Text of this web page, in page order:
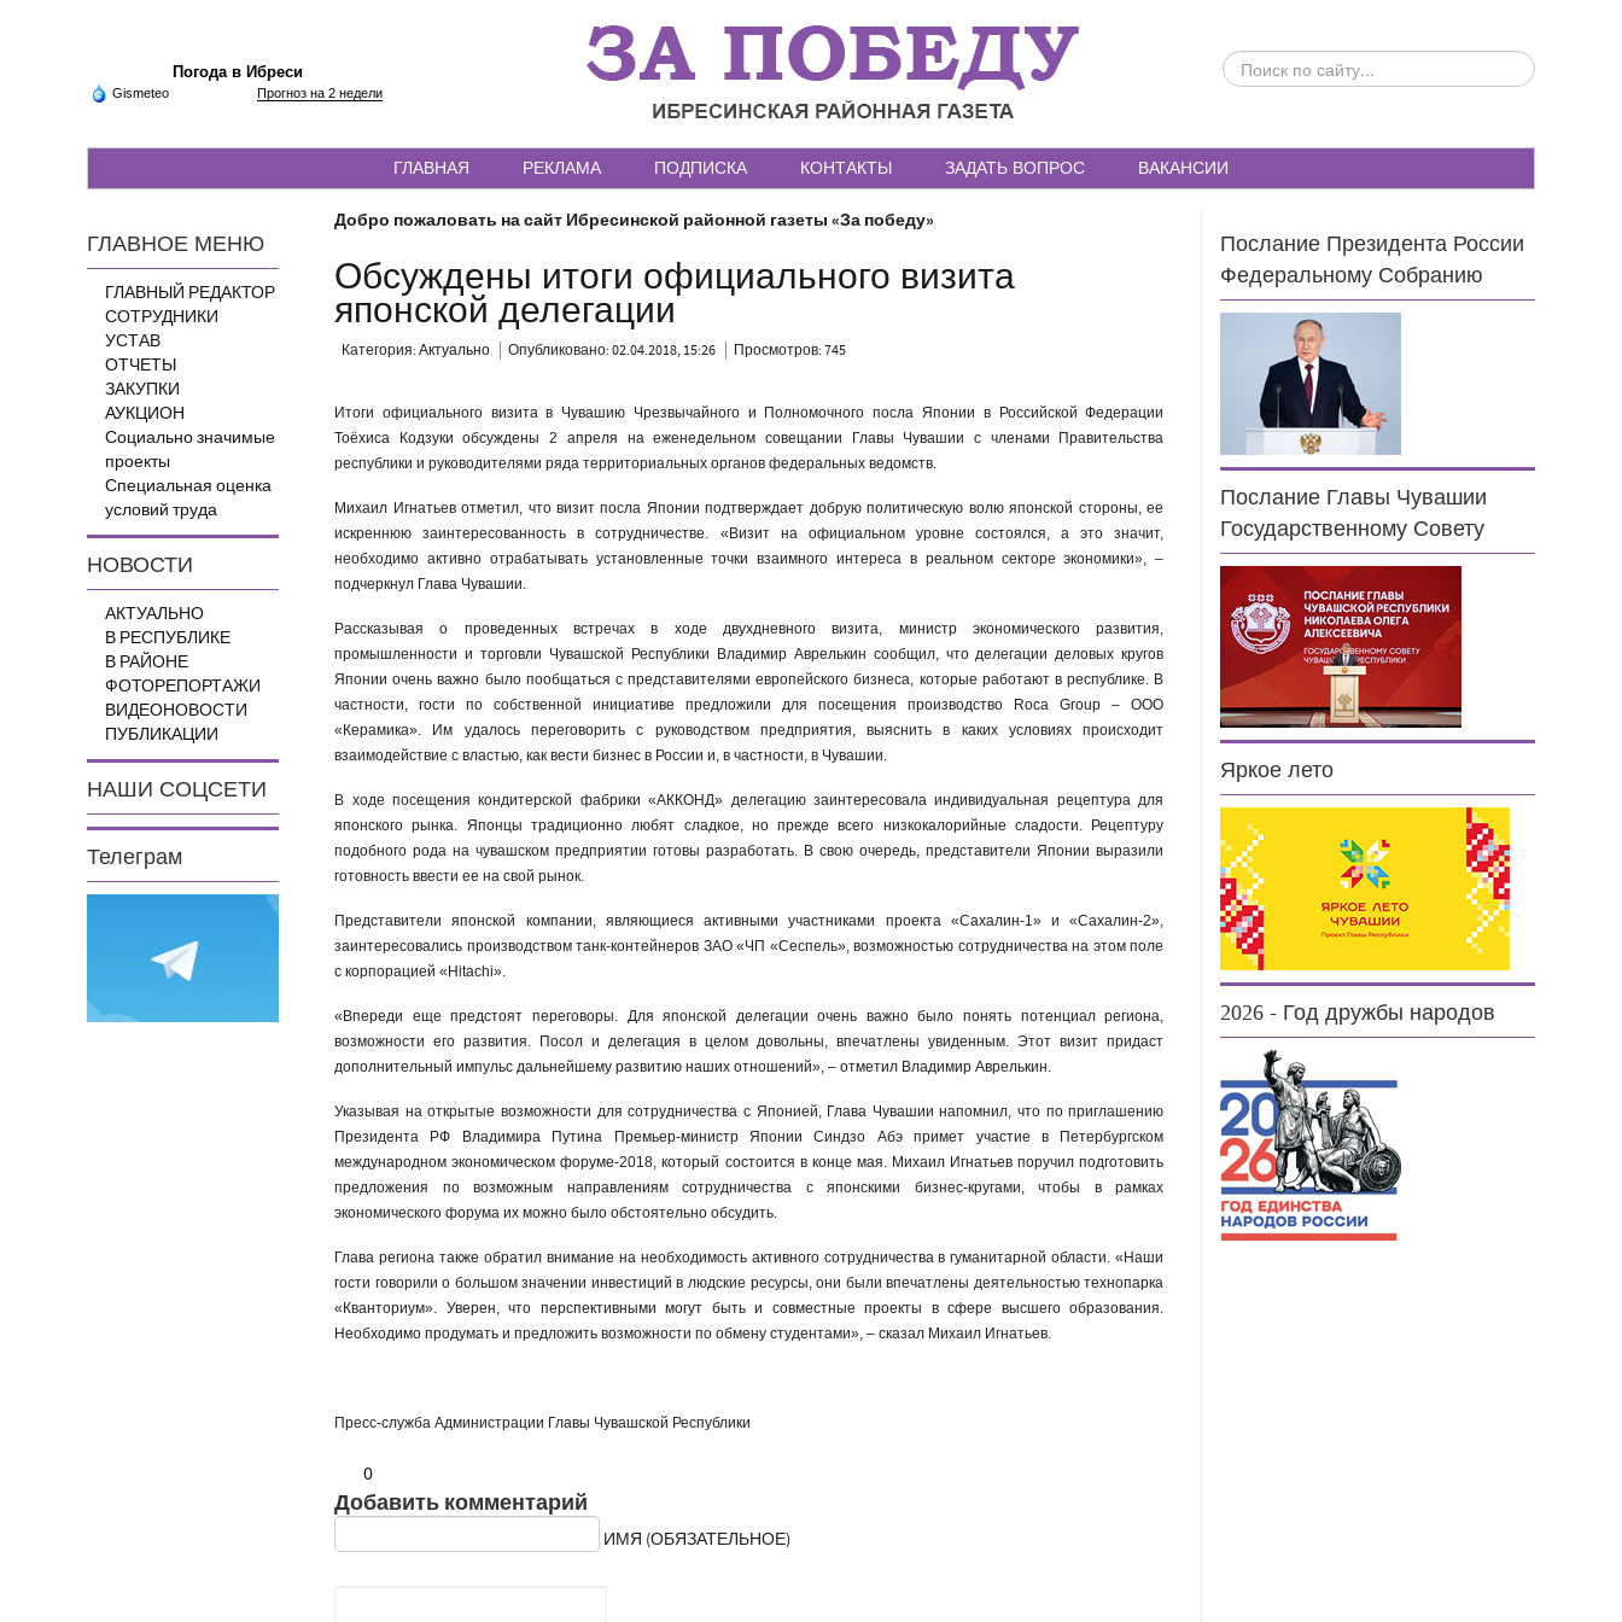
Погода в Ибреси
Gismeteo Прогноз на 2 недели
ПОИСК
ПО
ГЛАВНАЯ РЕКЛАМА ПОДПИСКА КОНТАКТЫ ЗАДАТЬ ВОПРОС ВАКАНСИИ
ГЛАВНОЕ МЕНЮ
ГЛАВНЫЙ РЕДАКТОР
СОТРУДНИКИ
УСТАВ
ОТЧЕТЫ
ЗАКУПКИ
АУКЦИОН
Социально значимые
проекты
Специальная оценка
условий труда
НОВОСТИ
АКТУАЛЬНО
В РЕСПУБЛИКЕ
В РАЙОНЕ
ФОТОРЕПОРТАЖИ
ВИДЕОНОВОСТИ
ПУБЛИКАЦИИ
НАШИ СОЦСЕТИ
Телеграм
Добро пожаловать на сайт Ибресинской районной газеты «За победу»
Обсуждены итоги официального визита
японской делегации
Категория:Актуально Опубликовано: 02.04.2018, 15:26 Просмотров: 745
Итоги официального визита в Чувашию Чрезвычайного и Полномочного посла Японии в Российской Федерации
Тоёхиса Кодзуки обсуждены 2 апреля на еженедельном совещании Главы Чувашии с членами Правительства
республики и руководителями ряда территориальных органов федеральных ведомств.
Михаил Игнатьев отметил, что визит посла Японии подтверждает добрую политическую волю японской стороны, ее
искреннюю заинтересованность в сотрудничестве. «Визит на официальном уровне состоялся, а это значит,
необходимо активно отрабатывать установленные точки взаимного интереса в реальном секторе экономики», –
подчеркнул Глава Чувашии.
Рассказывая о проведенных встречах в ходе двухдневного визита, министр экономического развития,
промышленности и торговли Чувашской Республики Владимир Аврелькин сообщил, что делегации деловых кругов
Японии очень важно было пообщаться с представителями европейского бизнеса, которые работают в республике. В
частности, гости по собственной инициативе предложили для посещения производство Roca Group – ООО
«Керамика». Им удалось переговорить с руководством предприятия, выяснить в каких условиях происходит
взаимодействие с властью, как вести бизнес в России и, в частности, в Чувашии.
В ходе посещения кондитерской фабрики «АККОНД» делегацию заинтересовала индивидуальная рецептура для
японского рынка. Японцы традиционно любят сладкое, но прежде всего низкокалорийные сладости. Рецептуру
подобного рода на чувашском предприятии готовы разработать. В свою очередь, представители Японии выразили
готовность ввести ее на свой рынок.
Представители японской компании, являющиеся активными участниками проекта «Сахалин-1» и «Сахалин-2»,
заинтересовались производством танк-контейнеров ЗАО «ЧП «Сеспель», возможностью сотрудничества на этом поле
с корпорацией «Hitachi».
«Впереди еще предстоят переговоры. Для японской делегации очень важно было понять потенциал региона,
возможности его развития. Посол и делегация в целом довольны, впечатлены увиденным. Этот визит придаст
дополнительный импульс дальнейшему развитию наших отношений», – отметил Владимир Аврелькин.
Указывая на открытые возможности для сотрудничества с Японией, Глава Чувашии напомнил, что по приглашению
Президента РФ Владимира Путина Премьер-министр Японии Синдзо Абэ примет участие в Петербургском
международном экономическом форуме-2018, который состоится в конце мая. Михаил Игнатьев поручил подготовить
предложения по возможным направлениям сотрудничества с японскими бизнес-кругами, чтобы в рамках
экономического форума их можно было обстоятельно обсудить.
Глава региона также обратил внимание на необходимость активного сотрудничества в гуманитарной области. «Наши
гости говорили о большом значении инвестиций в людские ресурсы, они были впечатлены деятельностью технопарка
«Кванториум». Уверен, что перспективными могут быть и совместные проекты в сфере высшего образования.
Необходимо продумать и предложить возможности по обмену студентами», – сказал Михаил Игнатьев.
Пресс-служба Администрации Главы Чувашской Республики
0
Добавить комментарий
ИМЯ (ОБЯЗАТЕЛЬНОЕ)
Послание Президента России
Федеральному Собранию
Послание Главы Чувашии
Государственному Совету
Яркое лето
2026 - Год дружбы народов